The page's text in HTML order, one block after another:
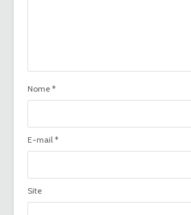
Nome *
E-mail *
Site